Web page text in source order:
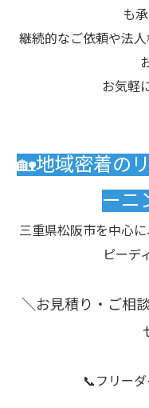
も
継続的なご依頼や法
お気軽
🏡地域密着の
ーニ
三重県松阪市を中心
ピーデ
＼お見積り・ご相
📞フリーダ